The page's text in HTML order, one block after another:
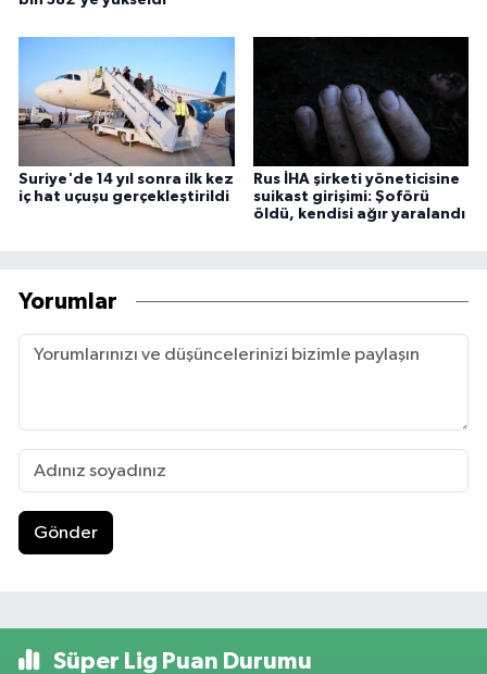
Suriye'de 14 yıl sonra ilk kez
iç hat uçuşu gerçekleştirildi
Rus İHA şirketi yöneticisine
suikast girişimi: Şoförü
öldü, kendisi ağır yaralandı
Yorumlar
Gönder
Süper Lig Puan Durumu